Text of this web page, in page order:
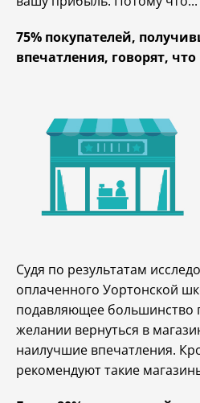
75% покупателей,
впечатления, говорят, что
Судя по результатам
оплаченного Уортонской
подавляющее большинство
желании вернуться в
наилучшие впечатления.
рекомендуют такие